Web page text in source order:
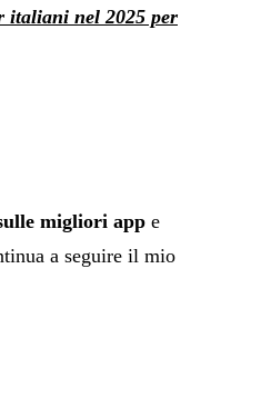
nel 2025 per
migliori app e
a seguire il mio